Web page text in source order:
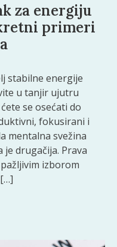
za energiju
primeri
stabilne energije
u tanjir ujutru
se osećati do
fokusirani i
mentalna svežina
je drugačija. Prava
izborom